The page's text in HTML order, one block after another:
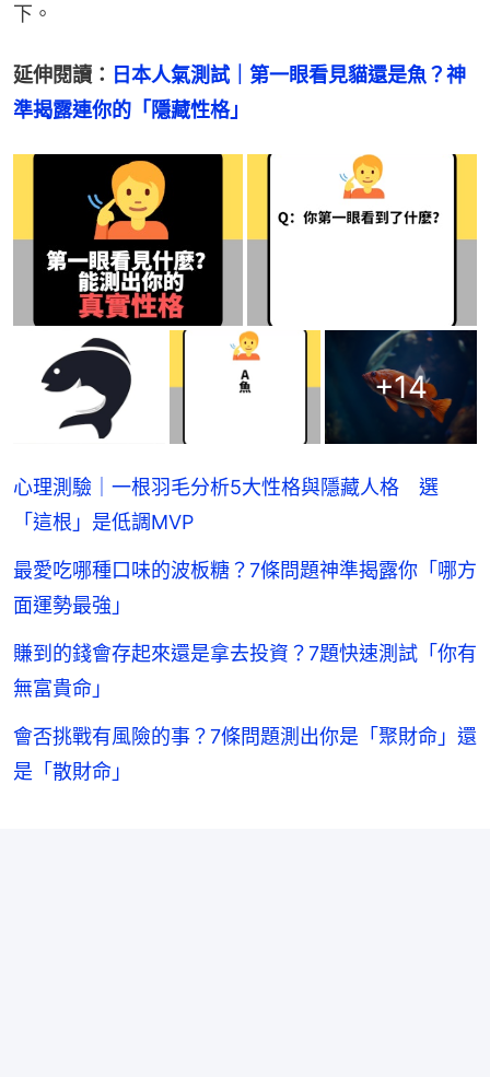
下。
延伸閱讀： 日本人氣測試｜第一眼看見貓還是魚？神
準揭露連你的「隱藏性格」
+14
心理測驗｜一根羽毛分析5大性格與隱藏人格 選
「這根」是低調MVP
最愛吃哪種口味的波板糖？7條問題神準揭露你「哪方
面運勢最強」
賺到的錢會存起來還是拿去投資？7題快速測試「你有
無富貴命」
會否挑戰有風險的事？7條問題測出你是「聚財命」還
是「散財命」